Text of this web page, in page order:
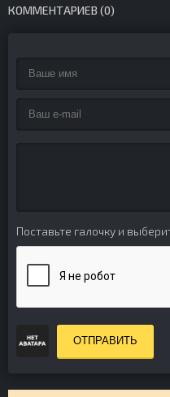
КОММЕНТАРИЕВ (0)
Поставьте галочку и
ОТПРАВИТЬ